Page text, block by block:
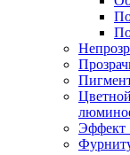
Эффект